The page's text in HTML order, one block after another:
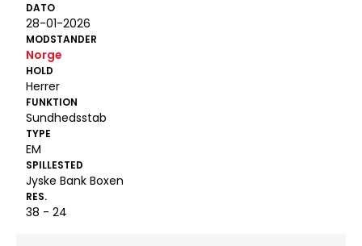
DATO
28-01-2026
MODSTANDER
Norge
HOLD
Herrer
FUNKTION
Sundhedsstab
TYPE
EM
SPILLESTED
Jyske Bank Boxen
RES.
38 - 24